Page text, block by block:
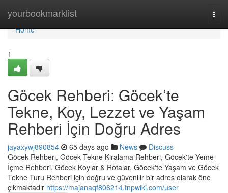
yourbookmarklist
Home
Home
1
Göcek Rehberi: Göcek’te
Tekne, Koy, Lezzet ve Yaşam
Rehberi İçin Doğru Adres
jayaxywj890854 65 days ago News
Discuss
Göcek Rehberi, Göcek Tekne Kiralama Rehberi, Göcek'te Yeme
İçme Rehberi, Göcek Koylar & Rotalar, Göcek'te Yaşam ve Göcek
Tekne Turu Rehberi için doğru ve güvenilir bir adres olarak öne
çıkmaktadır https://majanaqf806214.tnpwiki.com/user